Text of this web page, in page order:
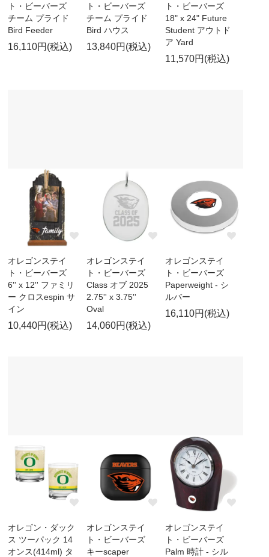
ト・ビーバーズ
チーム プライド
Bird Feeder
16,110円(税込)
ト・ビーバーズ
チーム プライド
Bird ハウス
13,840円(税込)
ト・ビーバーズ
18" x 24" Future
Student アウトド
ア Yard
11,570円(税込)
オレゴンステイ
ト・ビーバーズ
6'' x 12'' ファミリ
ー クロスespin サ
イン
10,440円(税込)
オレゴンステイ
ト・ビーバーズ
Class オブ 2025
2.75'' x 3.75''
Oval
14,060円(税込)
オレゴンステイ
ト・ビーバーズ
Paperweight - シ
ルバー
16,110円(税込)
オレゴン・ダック
ス ツーパック 14
オンス(414ml) タ
オレゴンステイ
ト・ビーバーズ
キーscaper
オレゴンステイ
ト・ビーバーズ
Palm 時計 - シル